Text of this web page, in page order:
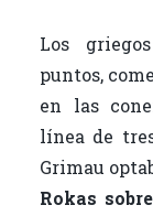
Los
puntos,
en las
línea de
Grimau
Rokas